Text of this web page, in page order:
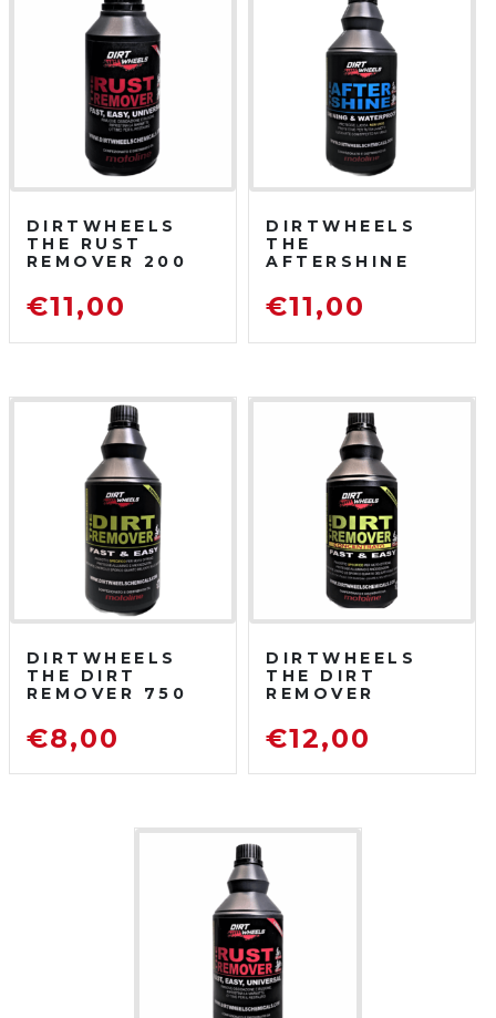
DIRTWHEELS
THE RUST
REMOVER 200
DISOSSIDANTE
RIMUOVI
€11,00
DIRTWHEELS
THE
AFTERSHINE
PROTETTIVO
LUCIDANTE
€11,00
DIRTWHEELS
THE DIRT
REMOVER 750
SGRASSATORE
DETERGENTE
€8,00
DIRTWHEELS
THE DIRT
REMOVER
750 ML
SGRASSATORE
€12,00